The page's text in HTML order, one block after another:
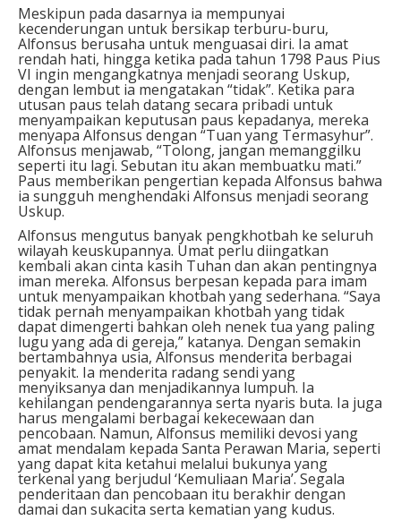
Meskipun pada dasarnya ia mempunyai
kecenderungan untuk bersikap terburu-buru,
Alfonsus berusaha untuk menguasai diri. Ia amat
rendah hati, hingga ketika pada tahun 1798 Paus Pius
VI ingin mengangkatnya menjadi seorang Uskup,
dengan lembut ia mengatakan “tidak”. Ketika para
utusan paus telah datang secara pribadi untuk
menyampaikan keputusan paus kepadanya, mereka
menyapa Alfonsus dengan “Tuan yang Termasyhur”.
Alfonsus menjawab, “Tolong, jangan memanggilku
seperti itu lagi. Sebutan itu akan membuatku mati.”
Paus memberikan pengertian kepada Alfonsus bahwa
ia sungguh menghendaki Alfonsus menjadi seorang
Uskup.
Alfonsus mengutus banyak pengkhotbah ke seluruh
wilayah keuskupannya. Umat perlu diingatkan
kembali akan cinta kasih Tuhan dan akan pentingnya
iman mereka. Alfonsus berpesan kepada para imam
untuk menyampaikan khotbah yang sederhana. “Saya
tidak pernah menyampaikan khotbah yang tidak
dapat dimengerti bahkan oleh nenek tua yang paling
lugu yang ada di gereja,” katanya. Dengan semakin
bertambahnya usia, Alfonsus menderita berbagai
penyakit. Ia menderita radang sendi yang
menyiksanya dan menjadikannya lumpuh. Ia
kehilangan pendengarannya serta nyaris buta. Ia juga
harus mengalami berbagai kekecewaan dan
pencobaan. Namun, Alfonsus memiliki devosi yang
amat mendalam kepada Santa Perawan Maria, seperti
yang dapat kita ketahui melalui bukunya yang
terkenal yang berjudul ‘Kemuliaan Maria’. Segala
penderitaan dan pencobaan itu berakhir dengan
damai dan sukacita serta kematian yang kudus.